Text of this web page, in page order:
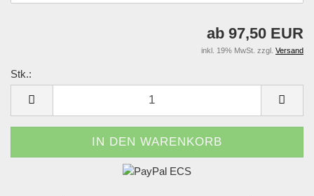
ab 97,50 EUR
inkl. 19% MwSt. zzgl. Versand
Stk.: